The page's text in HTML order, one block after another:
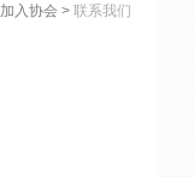
加入协会 > 联系我们